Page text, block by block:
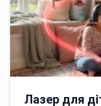
Лазер для